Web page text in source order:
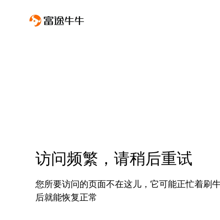
访问频繁，请稍后重试
您所要访问的页面不在这儿，它可能正忙着刷
后就能恢复正常